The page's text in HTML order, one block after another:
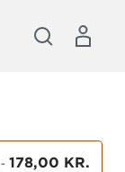
-178,00 KR.